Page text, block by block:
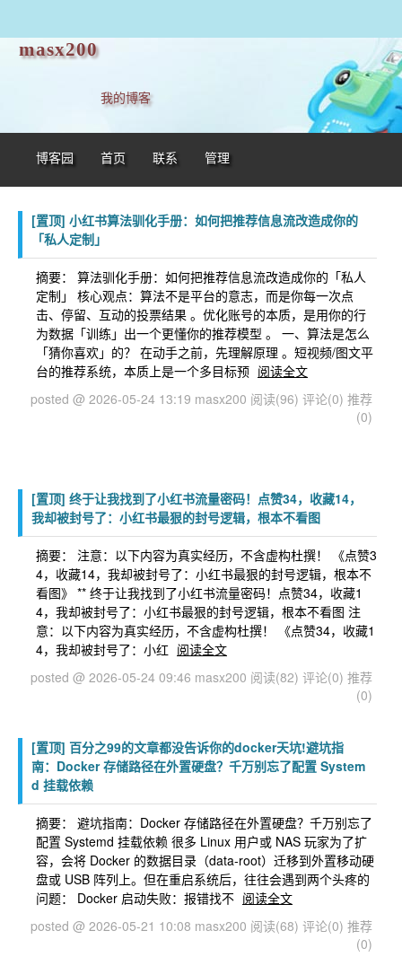
masx200
我的博客
博客园 首页 联系 管理
[置顶] 小红书算法驯化手册：如何把推荐信息流改造成你的
「私人定制」
摘要： 算法驯化手册：如何把推荐信息流改造成你的「私人
定制」 核心观点：算法不是平台的意志，而是你每一次点
击、停留、互动的投票结果 。优化账号的本质，是用你的行
为数据「训练」出一个更懂你的推荐模型 。 一、算法是怎么
「猜你喜欢」的？ 在动手之前，先理解原理 。短视频/图文平
台的推荐系统，本质上是一个多目标预 阅读全文
posted @ 2026-05-24 13:19 masx200 阅读(96) 评论(0) 推荐
(0)
[置顶] 终于让我找到了小红书流量密码！点赞34，收藏14，
我却被封号了：小红书最狠的封号逻辑，根本不看图
摘要： 注意：以下内容为真实经历，不含虚构杜撰！ 《点赞3
4，收藏14，我却被封号了：小红书最狠的封号逻辑，根本不
看图》 ** 终于让我找到了小红书流量密码！点赞34，收藏1
4，我却被封号了：小红书最狠的封号逻辑，根本不看图 注
意：以下内容为真实经历，不含虚构杜撰！ 《点赞34，收藏1
4，我却被封号了：小红 阅读全文
posted @ 2026-05-24 09:46 masx200 阅读(82) 评论(0) 推荐
(0)
[置顶] 百分之99的文章都没告诉你的docker天坑!避坑指
南：Docker 存储路径在外置硬盘？千万别忘了配置 System
d 挂载依赖
摘要： 避坑指南：Docker 存储路径在外置硬盘？千万别忘了
配置 Systemd 挂载依赖 很多 Linux 用户或 NAS 玩家为了扩
容，会将 Docker 的数据目录（data-root）迁移到外置移动硬
盘或 USB 阵列上。但在重启系统后，往往会遇到两个头疼的
问题： Docker 启动失败：报错找不 阅读全文
posted @ 2026-05-21 10:08 masx200 阅读(68) 评论(0) 推荐
(0)